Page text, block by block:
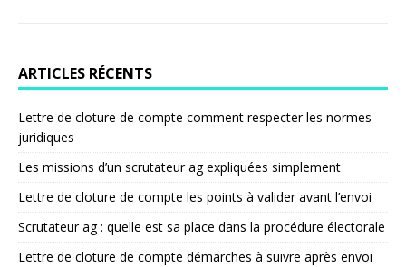
ARTICLES RÉCENTS
Lettre de cloture de compte comment respecter les normes
juridiques
Les missions d’un scrutateur ag expliquées simplement
Lettre de cloture de compte les points à valider avant l’envoi
Scrutateur ag : quelle est sa place dans la procédure électorale
Lettre de cloture de compte démarches à suivre après envoi